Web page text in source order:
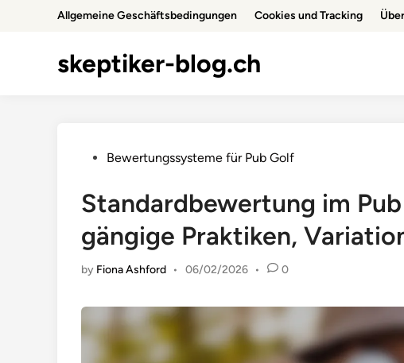
Allgemeine Geschäftsbedingungen Cookies und Tracking
skeptiker-blog.ch
PostedBewertungssysteme für Pub Golf
Standardbewertung im
gängige Praktiken,
by Fiona Ashford • 06/02/2026 • 0